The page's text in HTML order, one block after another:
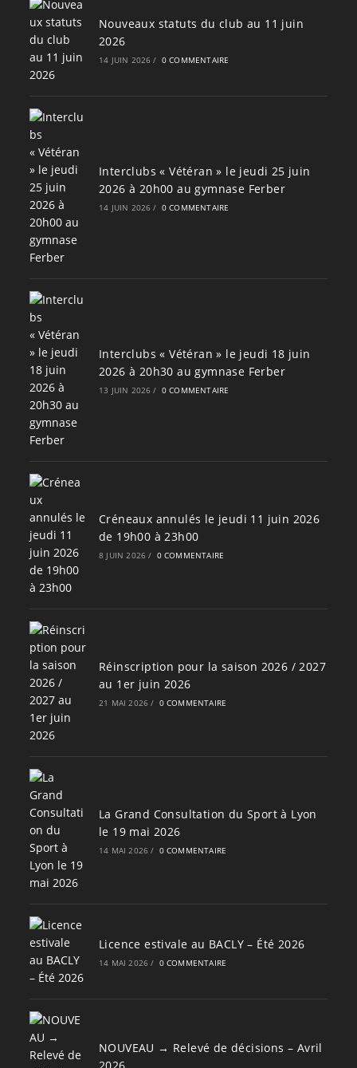
Nouveaux statuts du club au 11 juin
2026
14 JUIN 2026 / 0 COMMENTAIRE
Interclubs « Vétéran » le jeudi 25 juin
2026 à 20h00 au gymnase Ferber
14 JUIN 2026 / 0 COMMENTAIRE
Interclubs « Vétéran » le jeudi 18 juin
2026 à 20h30 au gymnase Ferber
13 JUIN 2026 / 0 COMMENTAIRE
Créneaux annulés le jeudi 11 juin 2026
de 19h00 à 23h00
8 JUIN 2026 / 0 COMMENTAIRE
Réinscription pour la saison 2026 / 2027
au 1er juin 2026
21 MAI 2026 / 0 COMMENTAIRE
La Grand Consultation du Sport à Lyon
le 19 mai 2026
14 MAI 2026 / 0 COMMENTAIRE
Licence estivale au BACLY – Été 2026
14 MAI 2026 / 0 COMMENTAIRE
NOUVEAU → Relevé de décisions – Avril